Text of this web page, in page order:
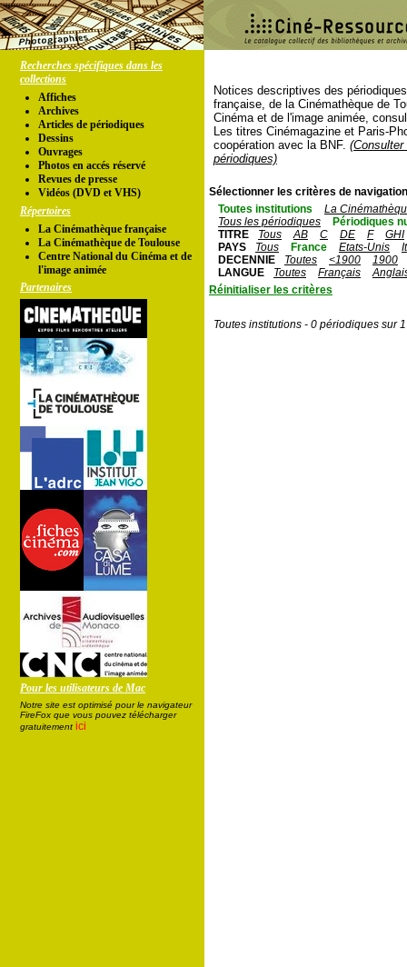
Recherches spécifiques dans les
collections
Affiches
Archives
Articles de périodiques
Dessins
Ouvrages
Photos en accés réservé
Revues de presse
Vidéos (DVD et VHS)
Répertoires
La Cinémathèque française
La Cinémathèque de Toulouse
Centre National du Cinéma et de
l'image animée
Partenaires
Pour les utilisateurs de Mac
Notre site est optimisé pour le navigateur
FireFox que vous pouvez télécharger
gratuitement ici
Notices descriptives des
française, de la Cinémathèque de
Cinéma et de l'image animée,
Les titres Cinémagazine et Paris-
coopération avec la BNF.
périodiques)
Sélectionner les critères de
Toutes institutions
La
Tous les périodiques
Périodiques
TITRE
Tous AB C DE F
GHI
PAYS
Tous France Etats-Unis
DECENNIE
Toutes <1900
1900
LANGUE
Toutes Français
Réinitialiser les critères
Toutes institutions - 0 périodiques sur